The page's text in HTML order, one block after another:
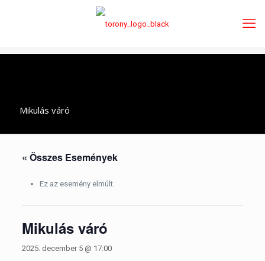
Mikulás váró
« Összes Események
Ez az esemény elmúlt.
Mikulás váró
2025. december 5 @ 17:00